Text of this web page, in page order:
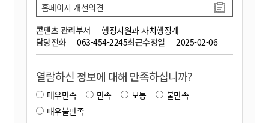
콘텐츠 관리부서
행정지원과 자치행정계
담당전화
063-454-2245최근수정일 2025-02-06
홈페이지 개선의견
열람하신 정보에 대해 만족하십니까?
매우만족 만족 보통
불만족
매우불만족